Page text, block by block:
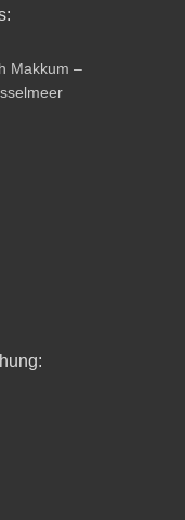
Makkum –